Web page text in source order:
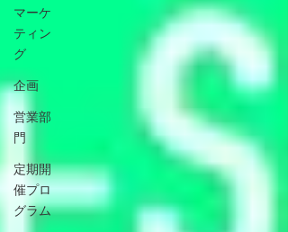
マーケ
ティン
グ
企画
営業部
門
定期開
催プロ
グラム